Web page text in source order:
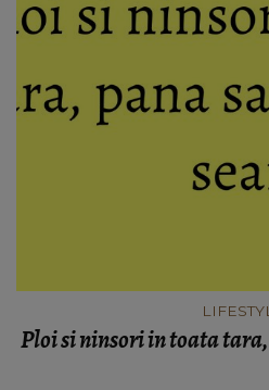
Ploi si ninsori in toata